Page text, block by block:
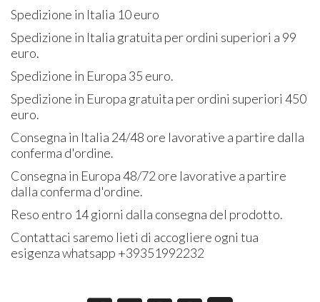
Spedizione in Italia 10 euro
Spedizione in Italia gratuita per ordini superiori a 99
euro.
Spedizione in Europa 35 euro.
Spedizione in Europa gratuita per ordini superiori 450
euro.
Consegna in Italia 24/48 ore lavorative a partire dalla
conferma d'ordine.
Consegna in Europa 48/72 ore lavorative a partire
dalla conferma d'ordine.
Reso entro 14 giorni dalla consegna del prodotto.
Contattaci saremo lieti di accogliere ogni tua
esigenza whatsapp +39351992232